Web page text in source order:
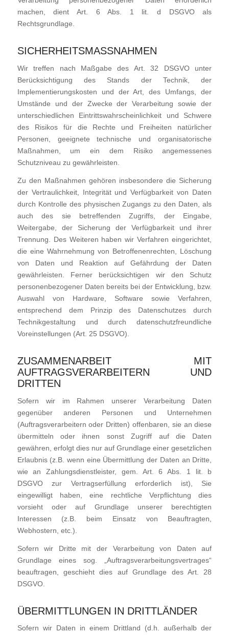
machen, dient Art. 6 Abs. 1 lit. d DSGVO als
Rechtsgrundlage.
SICHERHEITSMASSNAHMEN
Wir treffen nach Maßgabe des Art. 32 DSGVO unter
Berücksichtigung des Stands der Technik, der
Implementierungskosten und der Art, des Umfangs, der
Umstände und der Zwecke der Verarbeitung sowie der
unterschiedlichen Eintrittswahrscheinlichkeit und Schwere
des Risikos für die Rechte und Freiheiten natürlicher
Personen, geeignete technische und organisatorische
Maßnahmen, um ein dem Risiko angemessenes
Schutzniveau zu gewährleisten.
Zu den Maßnahmen gehören insbesondere die Sicherung
der Vertraulichkeit, Integrität und Verfügbarkeit von Daten
durch Kontrolle des physischen Zugangs zu den Daten, als
auch des sie betreffenden Zugriffs, der Eingabe,
Weitergabe, der Sicherung der Verfügbarkeit und ihrer
Trennung. Des Weiteren haben wir Verfahren eingerichtet,
die eine Wahrnehmung von Betroffenenrechten, Löschung
von Daten und Reaktion auf Gefährdung der Daten
gewährleisten. Ferner berücksichtigen wir den Schutz
personenbezogener Daten bereits bei der Entwicklung, bzw.
Auswahl von Hardware, Software sowie Verfahren,
entsprechend dem Prinzip des Datenschutzes durch
Technikgestaltung und durch datenschutzfreundliche
Voreinstellungen (Art. 25 DSGVO).
ZUSAMMENARBEIT MIT
AUFTRAGSVERARBEITERN UND
DRITTEN
Sofern wir im Rahmen unserer Verarbeitung Daten
gegenüber anderen Personen und Unternehmen
(Auftragsverarbeitern oder Dritten) offenbaren, sie an diese
übermitteln oder ihnen sonst Zugriff auf die Daten
gewähren, erfolgt dies nur auf Grundlage einer gesetzlichen
Erlaubnis (z.B. wenn eine Übermittlung der Daten an Dritte,
wie an Zahlungsdienstleister, gem. Art. 6 Abs. 1 lit. b
DSGVO zur Vertragserfüllung erforderlich ist), Sie
eingewilligt haben, eine rechtliche Verpflichtung dies
vorsieht oder auf Grundlage unserer berechtigten
Interessen (z.B. beim Einsatz von Beauftragten,
Webhostern, etc.).
Sofern wir Dritte mit der Verarbeitung von Daten auf
Grundlage eines sog. „Auftragsverarbeitungsvertrages“
beauftragen, geschieht dies auf Grundlage des Art. 28
DSGVO.
ÜBERMITTLUNGEN IN DRITTLÄNDER
Sofern wir Daten in einem Drittland (d.h. außerhalb der